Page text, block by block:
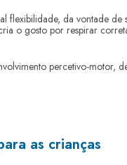
flexibilidade, da vontade de
o gosto por respirar
percetivo-motor,
as crianças